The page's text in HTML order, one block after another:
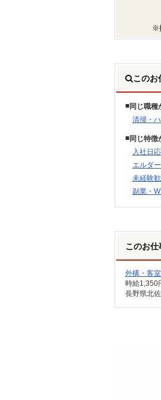
※
このお
同じ職種
清掃・
同じ特徴
入社日
エルダ
未経験
副業・
このお
外構・客
時給1,350